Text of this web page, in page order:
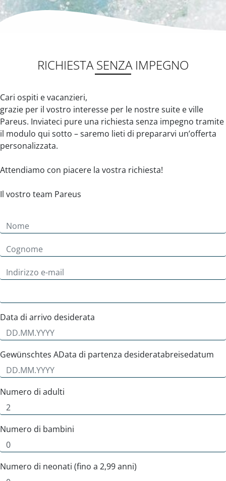
RICHIESTA SENZA IMPEGNO
Cari ospiti e vacanzieri,
grazie per il vostro interesse per le nostre suite e ville
Pareus. Inviateci pure una richiesta senza impegno tramite
il modulo qui sotto – saremo lieti di prepararvi un’offerta
personalizzata.
Attendiamo con piacere la vostra richiesta!
Il vostro team Pareus
Data di arrivo desiderata
Gewünschtes AData di partenza desideratabreisedatum
Numero di adulti
Numero di bambini
Numero di neonati (fino a 2,99 anni)